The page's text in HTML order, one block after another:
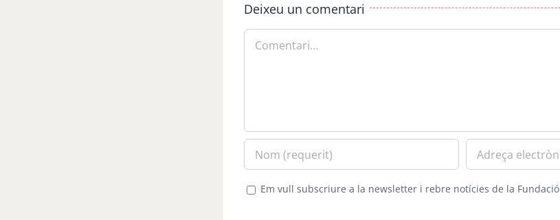
Deixeu un comentari
Em vull subscriure a la newsletter i rebre notícies de la Fundació